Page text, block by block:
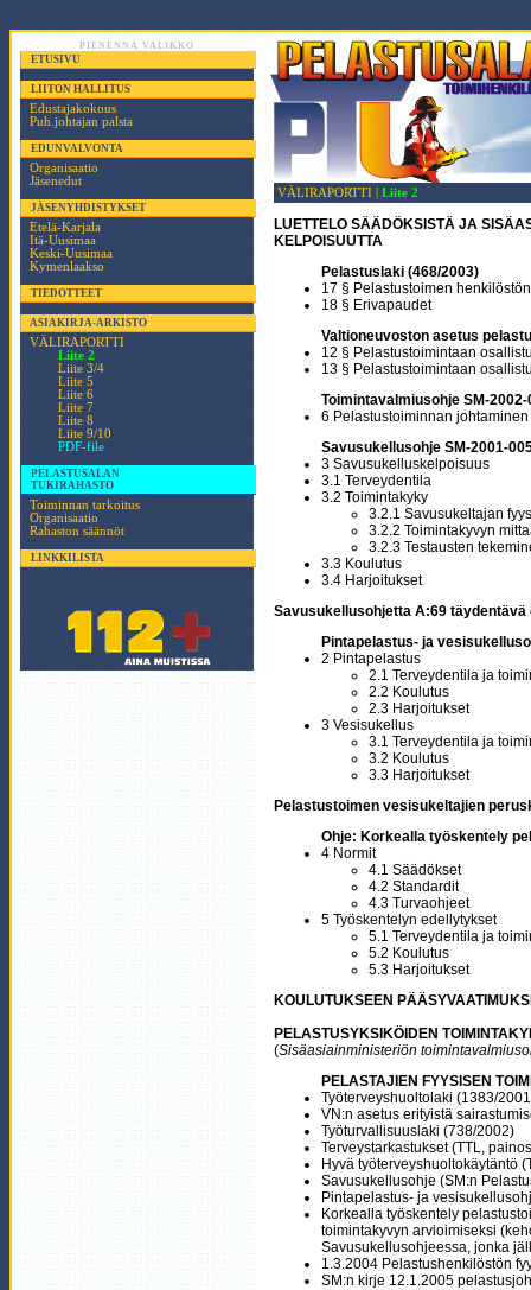
PIENENNÄ VALIKKO
ETUSIVU
LIITON HALLITUS
Edustajakokous
Puh.johtajan palsta
EDUNVALVONTA
Organisaatio
Jäsenedut
JÄSENYHDISTYKSET
Etelä-Karjala
Itä-Uusimaa
Keski-Uusimaa
Kymenlaakso
TIEDOTTEET
ASIAKIRJA-ARKISTO
VÄLIRAPORTTI
Liite 2
Liite 3/4
Liite 5
Liite 6
Liite 7
Liite 8
Liite 9/10
PDF-file
PELASTUSALAN
TUKIRAHASTO
Toiminnan tarkoitus
Organisaatio
Rahaston säännöt
LINKKILISTA
VÄLIRAPORTTI | Liite 2
LUETTELO SÄÄDÖKSISTÄ JA
KELPOISUUTTA
Pelastuslaki (468/2003)
17 § Pelastustoimen
18 § Erivapaudet
Valtioneuvoston asetus
12 § Pelastustoimintaan
13 § Pelastustoimintaan
Toimintavalmiusohje SM-2002-
6 Pelastustoiminnan johtaminen
Savusukellusohje SM-2001-
3 Savusukelluskelpoisuus
3.1 Terveydentila
3.2 Toimintakyky
3.2.1 Savusukeltajan
3.2.2 Toimintakyvyn
3.2.3 Testausten
3.3 Koulutus
3.4 Harjoitukset
Savusukellusohjetta A:69 täydentävä
Pintapelastus- ja
2 Pintapelastus
2.1 Terveydentila ja
2.2 Koulutus
2.3 Harjoitukset
3 Vesisukellus
3.1 Terveydentila ja
3.2 Koulutus
3.3 Harjoitukset
Pelastustoimen vesisukeltajien
Ohje: Korkealla työskentely
4 Normit
4.1 Säädökset
4.2 Standardit
4.3 Turvaohjeet
5 Työskentelyn edellytykset
5.1 Terveydentila ja
5.2 Koulutus
5.3 Harjoitukset
KOULUTUKSEEN
PELASTUSYKSIKÖIDEN
(Sisäasiainministeriön
PELASTAJIEN FYYSISEN
Työterveyshuoltolaki (1383/
VN:n asetus erityistä
Työturvallisuuslaki (738/2002)
Terveystarkastukset (TTL,
Hyvä työterveyshuoltokäytäntö
Savusukellusohje (SM:n
Pintapelastus- ja
Korkealla työskentely
toimintakyvyn arvioimiseksi
Savusukellusohjeessa, jonka
1.3.2004 Pelastushenkilöstön
SM:n kirje 12.1.2005